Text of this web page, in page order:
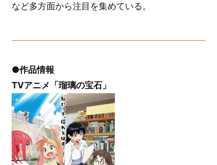
など多方面から注目を集めている。
●作品情報
TVアニメ「瑠璃の宝石」